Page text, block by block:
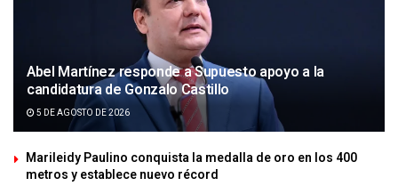
Abel Martínez responde a Supuesto apoyo a la
candidatura de Gonzalo Castillo
5 DE AGOSTO DE 2026
Marileidy Paulino conquista la medalla de oro en los 400
metros y establece nuevo récord